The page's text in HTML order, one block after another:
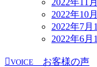
2022年11月
2022年10月
2022年7月 1
2022年6月 1
VOICE お客様の声